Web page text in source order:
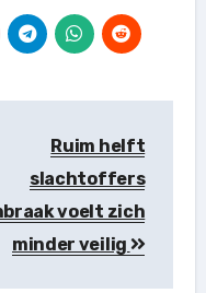
Ruim helft
slachtoffers
voelt zich
minder veilig